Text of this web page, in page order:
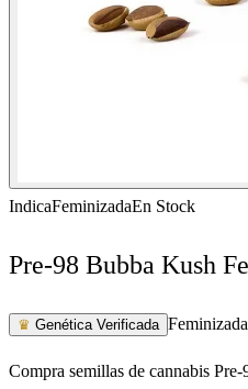
IndicaFeminizadaEn Stock
Pre-98 Bubba Kush
♛ Genética Verificada
Compra semillas de cannabis